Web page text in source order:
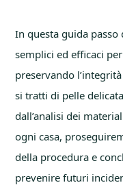
In questa guida
semplici ed efficaci
preservando
si tratti di pelle
dall’analisi dei
ogni casa,
della procedura e
prevenire futuri